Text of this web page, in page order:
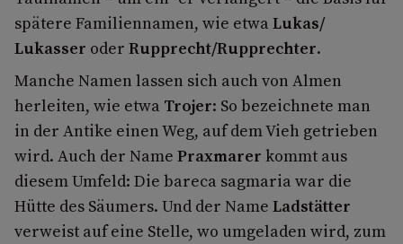
spätere Familiennamen, wie etwa Lukas/
Lukasser oder Rupprecht/Rupprechter.
Manche Namen lassen sich auch von Almen
herleiten, wie etwa Trojer: So bezeichnete man
in der Antike einen Weg, auf dem Vieh getrieben
wird. Auch der Name Praxmarer kommt aus
diesem Umfeld: Die bareca sagmaria war die
Hütte des Säumers. Und der Name Ladstätter
verweist auf eine Stelle, wo umgeladen wird, zum